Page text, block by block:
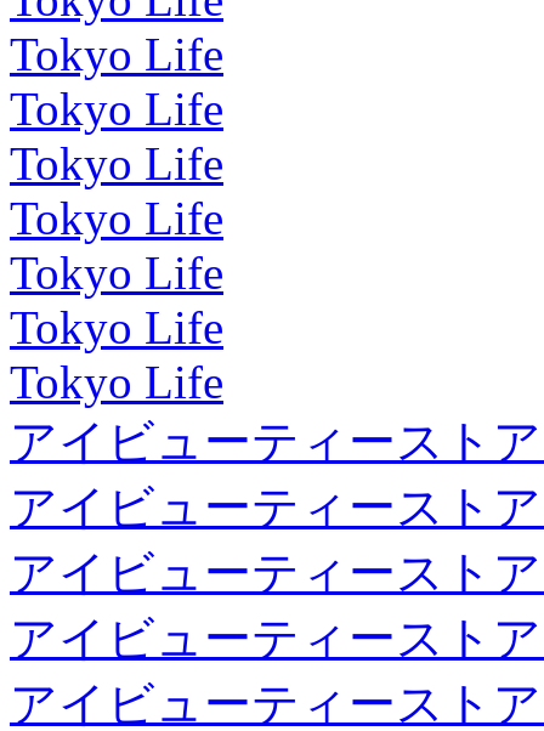
Tokyo Life
Tokyo Life
Tokyo Life
Tokyo Life
Tokyo Life
Tokyo Life
Tokyo Life
アイビューティースト
アイビューティースト
アイビューティースト
アイビューティースト
アイビューティースト